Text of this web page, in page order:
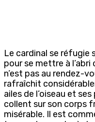
Le cardinal se réfugie
pour se mettre à
n’est pas au rendez-
rafraîchit
ailes de l’oiseau et
collent sur son corps
misérable. Il est